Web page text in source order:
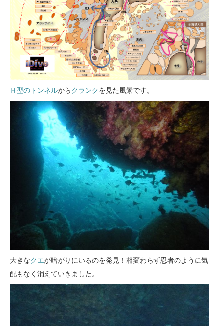
Ｈ型のトンネルからクランクを見た風景です。
大きなクエが暗がりにいるのを発見！相変わらず忍者のように気
配もなく消えていきました。